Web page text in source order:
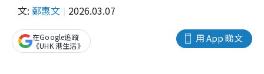
文: 鄭惠文 2026.03.07
用 App 睇文
在Google追蹤
《UHK 港生活》